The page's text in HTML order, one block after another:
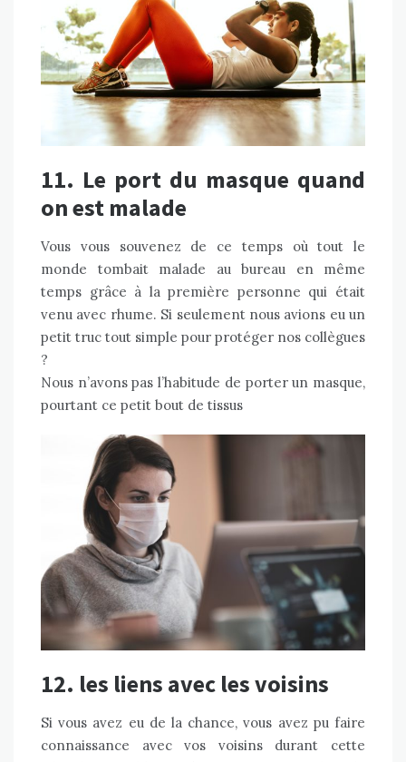
11. Le port du masque quand
on est malade
Vous vous souvenez de ce temps où tout le
monde tombait malade au bureau en même
temps grâce à la première personne qui était
venu avec rhume. Si seulement nous avions eu un
petit truc tout simple pour protéger nos collègues
?
Nous n’avons pas l’habitude de porter un masque,
pourtant ce petit bout de tissus
12. les liens avec les voisins
Si vous avez eu de la chance, vous avez pu faire
connaissance avec vos voisins durant cette